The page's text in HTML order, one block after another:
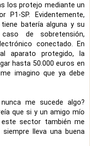
los protejo mediante un
P1-SP. Evidentemente,
batería alguna y su
de sobretensión,
conectado. En
aparato protegido, la
hasta 50.000 euros en
imagino que ya debe
me sucede algo?
que si y un amigo mío
sector también me
lleva una buena